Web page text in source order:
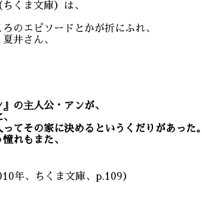
くま文庫）は、
のエピソードとかが折にふれ、
井さん、
の主人公・アンが、
てその家に決めるというくだりがあった。
れもまた、
年、ちくま文庫、p.109）